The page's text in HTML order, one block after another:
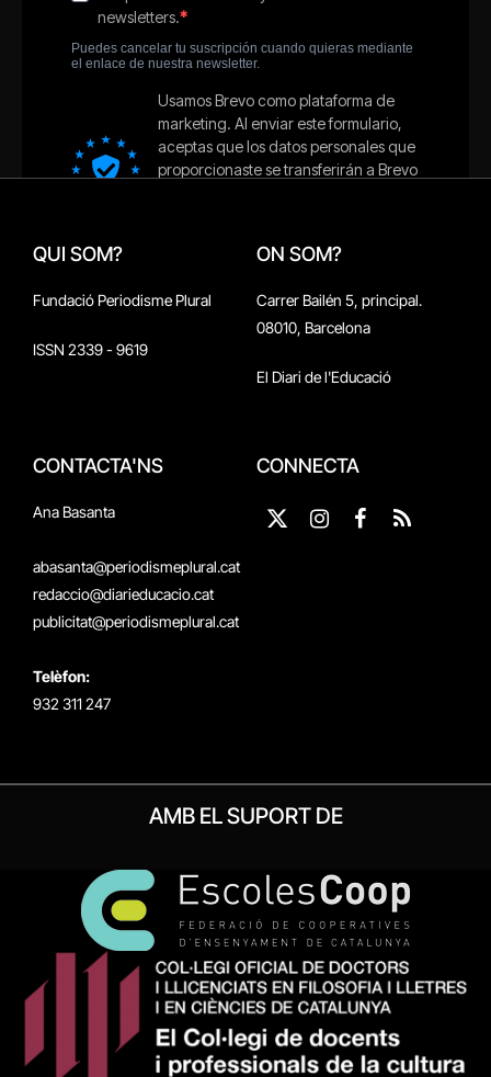
QUI SOM?
Fundació Periodisme Plural
ISSN 2339 - 9619
ON SOM?
Carrer Bailén 5, principal.
08010, Barcelona
El Diari de l'Educació
CONTACTA'NS
Ana Basanta
abasanta@periodismeplural.cat
redaccio@diarieducacio.cat
publicitat@periodismeplural.cat
Telèfon:
932 311 247
CONNECTA
X
Instagram
Facebook
RSS
AMB EL SUPORT DE